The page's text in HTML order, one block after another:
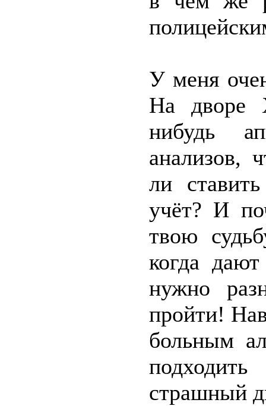
У меня
На дворе
нибудь
анализов,
ли
учёт? И
твою
когда
нужно
пройти!
больным
страшный